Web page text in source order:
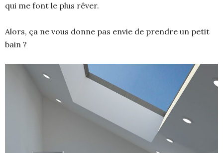
qui me font le plus rêver.
Alors, ça ne vous donne pas envie de prendre un petit
bain ?